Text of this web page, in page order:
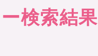
検索結果